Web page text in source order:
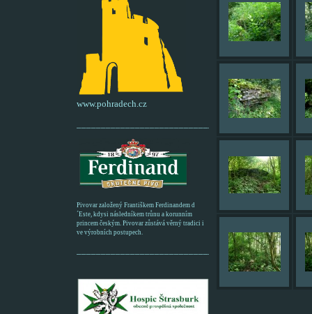
www.pohradech.cz
Pivovar založený Františkem Ferdinandem d
´Este, kdysi následníkem trůnu a korunním
princem českým. Pivovar zůstává věrný tradici i
ve výrobních postupech.
_________________________________________